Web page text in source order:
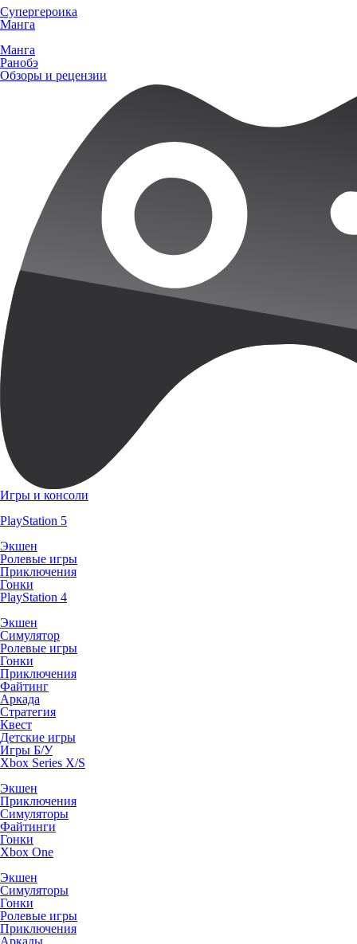
Супергероика
Манга
Манга
Ранобэ
Обзоры и рецензии
Игры и консоли
PlayStation 5
Экшен
Ролевые игры
Приключения
Гонки
PlayStation 4
Экшен
Симулятор
Ролевые игры
Гонки
Приключения
Файтинг
Аркада
Стратегия
Квест
Детские игры
Игры Б/У
Xbox Series X/S
Экшен
Приключения
Симуляторы
Файтинги
Гонки
Xbox One
Экшен
Симуляторы
Гонки
Ролевые игры
Приключения
Аркады